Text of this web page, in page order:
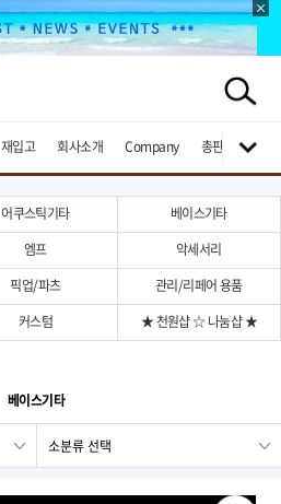
재입고 회사소개 Company 총판브랜드
어쿠스틱기타
베이스기타
엠프
악세서리
픽업/파츠
관리/리페어 용품
커스텀
★ 천원샵 ☆ 나눔샵 ★
베이스기타